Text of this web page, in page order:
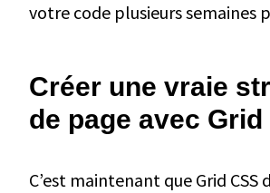
votre code plusieurs semaines
Créer une vraie
de page avec Grid
C’est maintenant que Grid CSS